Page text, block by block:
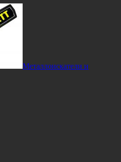
Металлоискатели и